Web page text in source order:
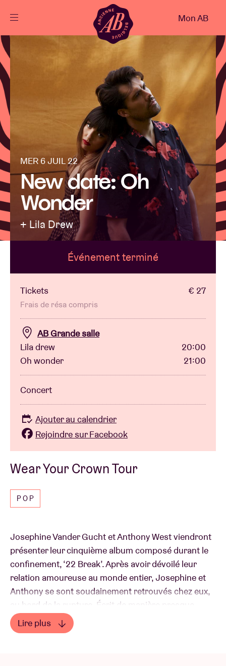
FR
Agenda
Projets
Actualités
Infos visiteurs
AB ❤ you
Location de salles
BRDCST
ABtv
Chèque-concert
À propos de l'AB
Contact
Mon AB
MER 6 JUIL 22
New date: Oh
Wonder
+ Lila Drew
Wear Your Crown Tour
POP
Josephine Vander Gucht et Anthony West viendront
présenter leur cinquième album composé durant le
confinement, ‘22 Break’. Après avoir dévoilé leur
relation amoureuse au monde entier, Josephine et
Anthony se sont soudainement retrouvés chez eux,
au bord de la rupture. Écrit de manière presque
autonome dans leur home studio, ce nouvel album,
d'une honnêteté brutale et d'une beauté puissante,
Lire plus
Événement terminé
Tickets € 27
Frais de résa compris
AB Grande salle
Lila drew
20:00
Oh wonder
21:00
Concert
Ajouter au calendrier
Rejoindre sur Facebook